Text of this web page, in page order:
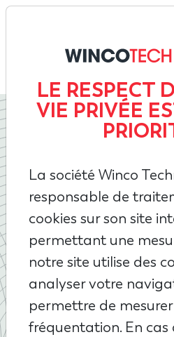
210
EN
EN
LE RESPECT
VIE PRIVÉE
La société Winco
responsable de
cookies sur son site
permettant une
notre site utilise des
analyser votre
permettre de
fréquentation. En cas